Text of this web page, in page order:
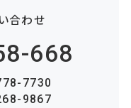
合わせ
668
7730
9867